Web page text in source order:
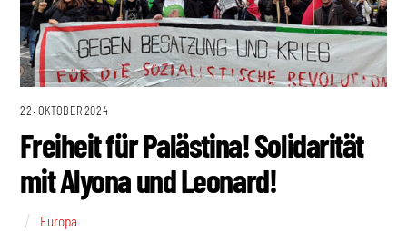
22. OKTOBER 2024
Freiheit für Palästina! Solidarität
mit Alyona und Leonard!
Europa